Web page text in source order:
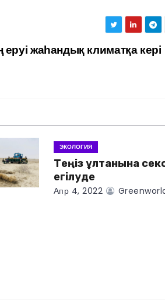
жаһандық климатқа кері
ЭКОЛОГИЯ
Теңіз ұлтанына
егілуде
Апр 4, 2022